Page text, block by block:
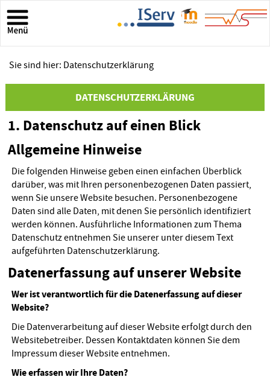
Sie sind hier: Datenschutzerklärung
DATENSCHUTZERKLÄRUNG
1. Datenschutz auf einen Blick
Allgemeine Hinweise
Die folgenden Hinweise geben einen einfachen Überblick
darüber, was mit Ihren personenbezogenen Daten passiert,
wenn Sie unsere Website besuchen. Personenbezogene
Daten sind alle Daten, mit denen Sie persönlich identifiziert
werden können. Ausführliche Informationen zum Thema
Datenschutz entnehmen Sie unserer unter diesem Text
aufgeführten Datenschutzerklärung.
Datenerfassung auf unserer Website
Wer ist verantwortlich für die Datenerfassung auf dieser
Website?
Die Datenverarbeitung auf dieser Website erfolgt durch den
Websitebetreiber. Dessen Kontaktdaten können Sie dem
Impressum dieser Website entnehmen.
Wie erfassen wir Ihre Daten?